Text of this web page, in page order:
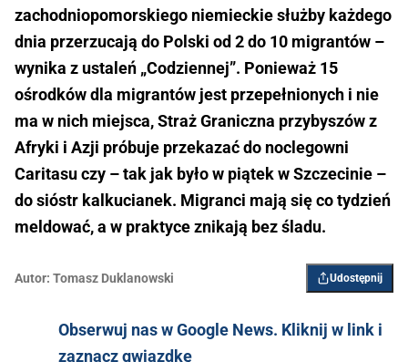
zachodniopomorskiego niemieckie służby każdego
dnia przerzucają do Polski od 2 do 10 migrantów –
wynika z ustaleń „Codziennej”. Ponieważ 15
ośrodków dla migrantów jest przepełnionych i nie
ma w nich miejsca, Straż Graniczna przybyszów z
Afryki i Azji próbuje przekazać do noclegowni
Caritasu czy – tak jak było w piątek w Szczecinie –
do sióstr kalkucianek. Migranci mają się co tydzień
meldować, a w praktyce znikają bez śladu.
Autor: Tomasz Duklanowski Udostępnij
Obserwuj nas w Google News. Kliknij w link i
zaznacz gwiazdkę